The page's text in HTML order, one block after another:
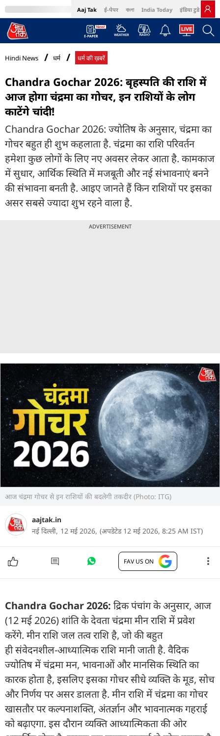
Aaj Tak ई-पेपर বাংলা India Today इंडिया टुडे हिंदी
MumbaiTak Cosmopolitan Harper's Bazaar Northeast
Hindi News धर्म धर्म की ख़बरें
Chandra Gochar 2026: बृहस्पति की राशि में
आज होगा चंद्रमा का गोचर, इन राशियों के लोग
काटेंगे चांदी!
Chandra Gochar 2026: ज्योतिष के अनुसार, चंद्रमा का
गोचर बहुत ही शुभ कहलाता है. चंद्रमा का राशि परिवर्तन
हमेशा कुछ लोगों के लिए नए अवसर लेकर आता है. कामकाज
में सुधार, आर्थिक स्थिति में मजबूती और नई संभावनाएं बनने
की संभावना बनती है. आइए जानते हैं किन राशियों पर इसका
असर सबसे ज्यादा शुभ रहने वाला है.
ADVERTISEMENT
आज चंद्रमा गोचर से इन राशियों की बदलेगी तकदीर (Photo: ITG)
aajtak.in
नई दिल्ली, 12 मई 2026, (अपडेटेड 12 मई 2026, 8:25 AM IST)
FAV US ON
Chandra Gochar 2026: द्रिक पंचांग के अनुसार, आज
(12 मई 2026) शांति के देवता चंद्रमा मीन राशि में प्रवेश
करेंगे. मीन राशि जल तत्व राशि है, जो की बहुत
ही संवेदनशील-आध्यात्मिक राशि मानी जाती है. वैदिक
ज्योतिष में चंद्रमा मन, भावनाओं और मानसिक स्थिति का
कारक होता है, इसलिए इसका गोचर सीधे व्यक्ति के मूड, सोच
और निर्णय पर असर डालता है. मीन राशि में चंद्रमा का गोचर
खासतौर पर कल्पनाशक्ति, अंतर्ज्ञान और भावनात्मक गहराई
को बढ़ाएगा. इस दौरान व्यक्ति आध्यात्मिकता की ओर